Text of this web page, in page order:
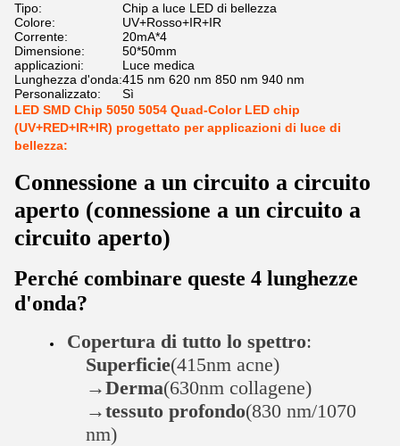
Tipo:
Chip a luce LED di bellezza
Colore:
UV+Rosso+IR+IR
Corrente:
20mA*4
Dimensione:
50*50mm
applicazioni:
Luce medica
Lunghezza d'onda:415 nm 620 nm 850 nm 940 nm
Personalizzato:
Sì
LED SMD Chip 5050 5054 Quad-Color LED chip
(UV+RED+IR+IR) progettato per applicazioni di luce di
bellezza:
Connessione a un circuito a circuito
aperto (connessione a un circuito a
circuito aperto)
Perché combinare queste 4 lunghezze
d'onda?
Copertura di tutto lo spettro:
Superficie(415nm acne)
→Derma(630nm collagene)
→tessuto profondo(830 nm/1070
nm)